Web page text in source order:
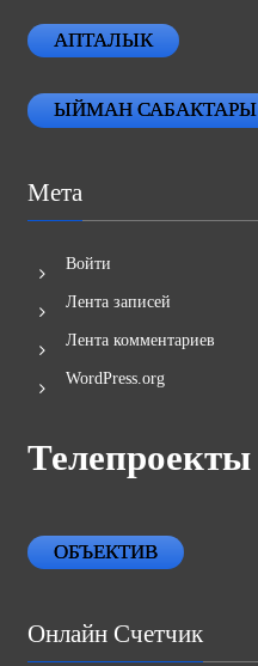
АПТАЛЫК
ЫЙМАН САБАКТАРЫ
Мета
Войти
Лента записей
Лента комментариев
WordPress.org
Телепроекты
ОБЪЕКТИВ
Онлайн Счетчик